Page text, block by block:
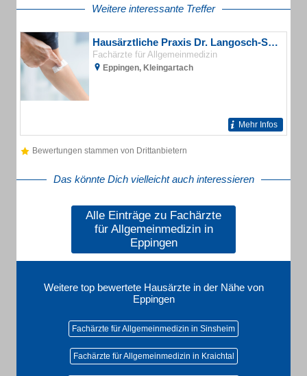
Weitere interessante Treffer
Hausärztliche Praxis Dr. Langosch-Sinz Fachärztin für Allgemeinmedizin
Fachärzte für Allgemeinmedizin
Eppingen, Kleingartach
Mehr Infos
Bewertungen stammen von Drittanbietern
Das könnte Dich vielleicht auch interessieren
Alle Einträge zu Fachärzte
für Allgemeinmedizin in
Eppingen
Weitere top bewertete Hausärzte in der Nähe von
Eppingen
Fachärzte für Allgemeinmedizin in Sinsheim
Fachärzte für Allgemeinmedizin in Kraichtal